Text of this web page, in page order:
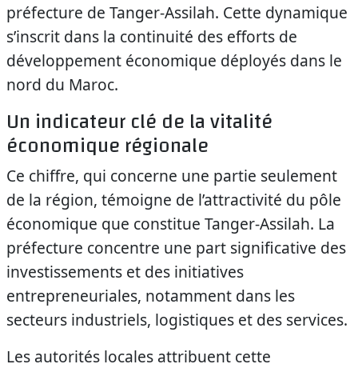
préfecture de Tanger-Assilah. Cette dynamique
s’inscrit dans la continuité des efforts de
développement économique déployés dans le
nord du Maroc.
Un indicateur clé de la vitalité
économique régionale
Ce chiffre, qui concerne une partie seulement
de la région, témoigne de l’attractivité du pôle
économique que constitue Tanger-Assilah. La
préfecture concentre une part significative des
investissements et des initiatives
entrepreneuriales, notamment dans les
secteurs industriels, logistiques et des services.
Les autorités locales attribuent cette